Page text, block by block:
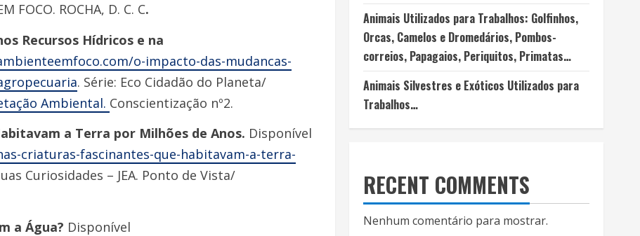
FOCO. ROCHA, D. C. C.
Recursos Hídricos e na
o-impacto-das-mudancas-
. Série: Eco Cidadão do Planeta/
Ambiental. Conscientização nº2.
a Terra por Milhões de Anos. Disponível
criaturas-fascinantes-que-habitavam-a-terra-
Curiosidades – JEA. Ponto de Vista/
a Água? Disponível
Animais Utilizados para Trabalhos: Golfinhos,
Orcas, Camelos e Dromedários, Pombos-
correios, Papagaios, Periquitos, Primatas…
Animais Silvestres e Exóticos Utilizados para
Trabalhos…
RECENT COMMENTS
Nenhum comentário para mostrar.